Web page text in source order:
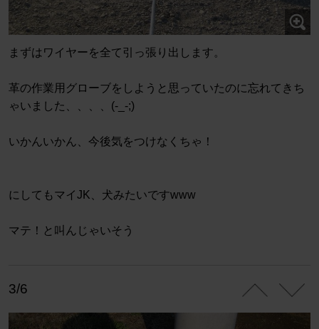
まずはワイヤーを全て引っ張り出します。
革の作業用グローブをしようと思っていたのに忘れてきち
ゃいました、、、、(-_-;)
いかんいかん、今後気をつけなくちゃ！
にしてもマイJK、犬みたいですwww
マテ！と叫んじゃいそう
3/6